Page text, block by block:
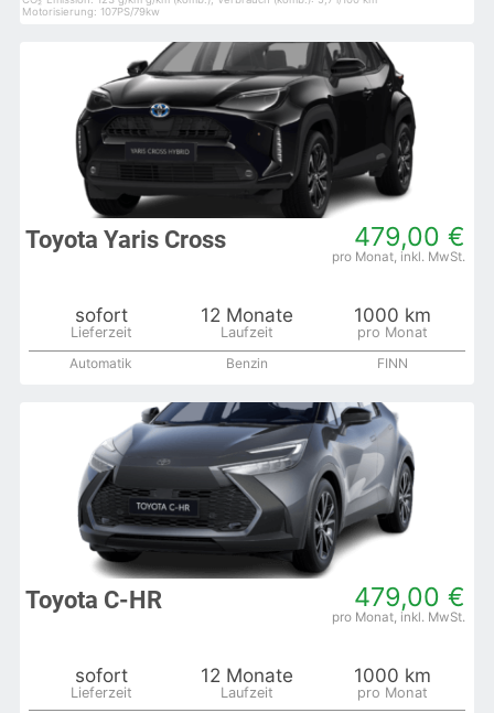
Motorisierung: 107PS/79kw
479,00 €
Toyota Yaris Cross
sofort 12 Monate 1000 km
Automatik Benzin FINN
479,00 €
Toyota C-HR
sofort 12 Monate 1000 km